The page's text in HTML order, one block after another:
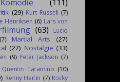
Komödie
(111)
(29) Kurt Russell (7)
Henriksen (6) Lars von
(63)
Lucio
(7) Martial Arts
(27)
(27) Nostalgie (33)
(9) Peter Jackson (7)
Quentin Tarantino (10)
Renny Harlin (7) Rocky